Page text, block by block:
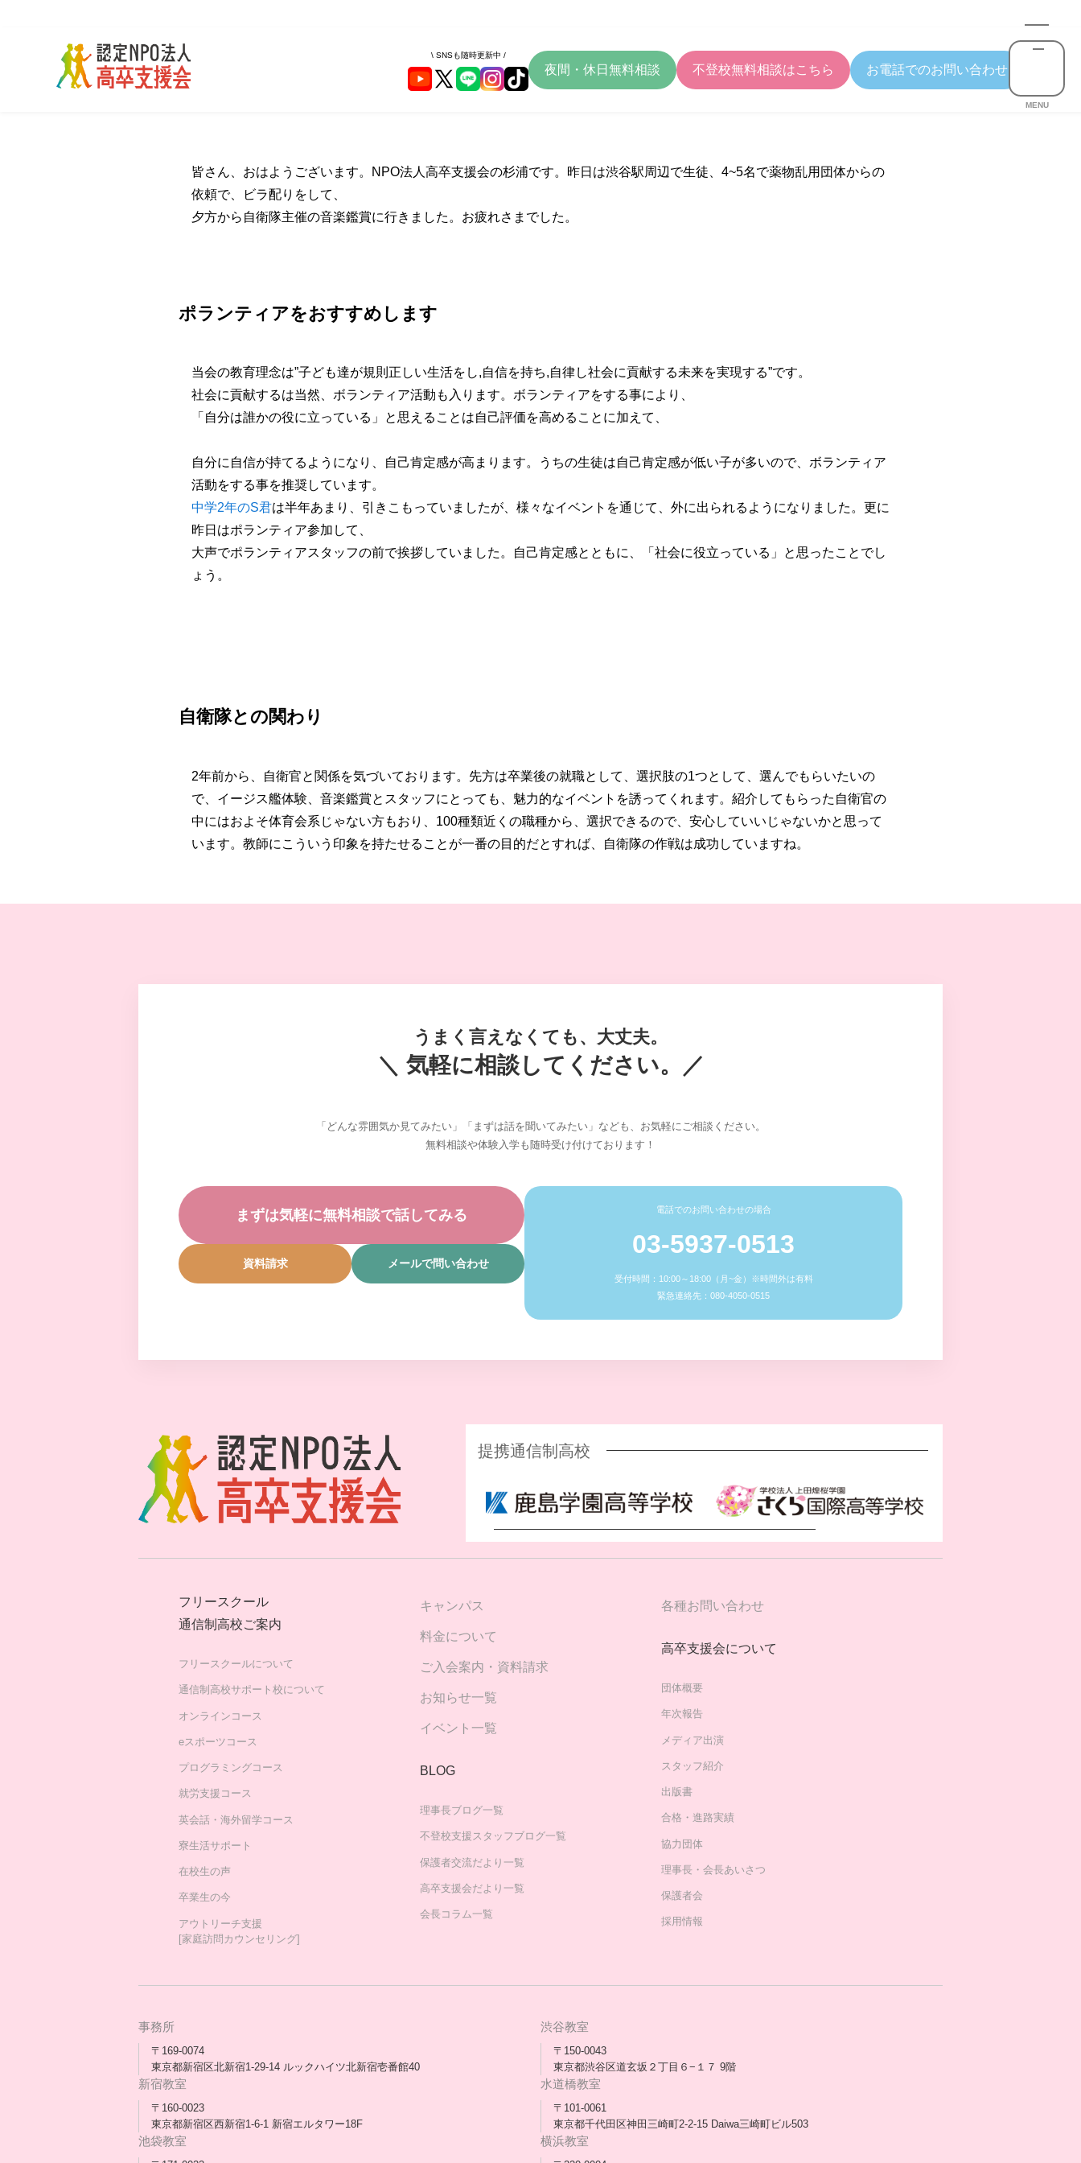
\ SNSも随時更新中 /
夜間・休日無料相談 不登校無料相談はこちら お電話でのお問い合わせ
MENU
皆さん、おはようございます。NPO法人高卒支援会の杉浦です。昨日は渋谷駅周辺で生徒、4~5名で薬物乱用団体からの
依頼で、ビラ配りをして、
夕方から自衛隊主催の音楽鑑賞に行きました。お疲れさまでした。
ポランティアをおすすめします
当会の教育理念は”子ども達が規則正しい生活をし,自信を持ち,自律し社会に貢献する未来を実現する”です。
社会に貢献するは当然、ボランティア活動も入ります。ボランティアをする事により、
「自分は誰かの役に立っている」と思えることは自己評価を高めることに加えて、
自分に自信が持てるようになり、自己肯定感が高まります。うちの生徒は自己肯定感が低い子が多いので、ボランティア
活動をする事を推奨しています。
中学2年のS君は半年あまり、引きこもっていましたが、様々なイベントを通じて、外に出られるようになりました。更に
昨日はポランティア参加して、
大声でポランティアスタッフの前で挨拶していました。自己肯定感とともに、「社会に役立っている」と思ったことでし
ょう。
自衛隊との関わり
2年前から、自衛官と関係を気づいております。先方は卒業後の就職として、選択肢の1つとして、選んでもらいたいの
で、イージス艦体験、音楽鑑賞とスタッフにとっても、魅力的なイベントを誘ってくれます。紹介してもらった自衛官の
中にはおよそ体育会系じゃない方もおり、100種類近くの職種から、選択できるので、安心していいじゃないかと思って
います。教師にこういう印象を持たせることが一番の目的だとすれば、自衛隊の作戦は成功していますね。
うまく言えなくても、大丈夫。
＼ 気軽に相談してください。／
「どんな雰囲気か見てみたい」「まずは話を聞いてみたい」なども、お気軽にご相談ください。
無料相談や体験入学も随時受け付けております！
まずは気軽に無料相談で話してみる
資料請求 メールで問い合わせ
電話でのお問い合わせの場合
03-5937-0513
受付時間：10:00～18:00（月~金）※時間外は有料
緊急連絡先：080-4050-0515
提携通信制高校
フリースクール
通信制高校ご案内
フリースクールについて
通信制高校サポート校について
オンラインコース
eスポーツコース
プログラミングコース
就労支援コース
英会話・海外留学コース
寮生活サポート
在校生の声
卒業生の今
アウトリーチ支援
[家庭訪問カウンセリング]
キャンパス
料金について
ご入会案内・資料請求
お知らせ一覧
イベント一覧
BLOG
理事長ブログ一覧
不登校支援スタッフブログ一覧
保護者交流だより一覧
高卒支援会だより一覧
会長コラム一覧
各種お問い合わせ
高卒支援会について
団体概要
年次報告
メディア出演
スタッフ紹介
出版書
合格・進路実績
協力団体
理事長・会長あいさつ
保護者会
採用情報
事務所
〒169-0074
東京都新宿区北新宿1-29-14 ルックハイツ北新宿壱番館40
渋谷教室
〒150-0043
東京都渋谷区道玄坂２丁目６−１７ 9階
新宿教室
〒160-0023
東京都新宿区西新宿1-6-1 新宿エルタワー18F
水道橋教室
〒101-0061
東京都千代田区神田三崎町2-2-15 Daiwa三崎町ビル503
池袋教室 横浜教室